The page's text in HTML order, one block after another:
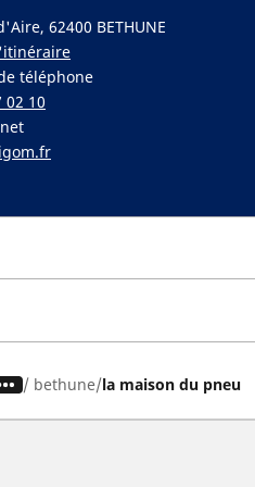
62400 BETHUNE
téléphone
02 10
/ bethune la maison du pneu